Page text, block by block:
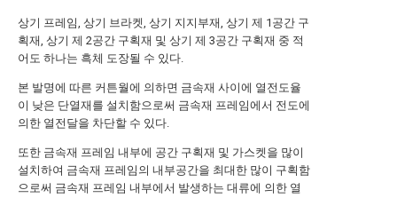
상기 프레임, 상기 브라켓, 상기 지지부재, 상기 제 1공간 구
획재, 상기 제 2공간 구획재 및 상기 제 3공간 구획재 중 적
어도 하나는 흑체 도장될 수 있다.
본 발명에 따른 커튼월에 의하면 금속재 사이에 열전도율
이 낮은 단열재를 설치함으로써 금속재 프레임에서 전도에
의한 열전달을 차단할 수 있다.
또한 금속재 프레임 내부에 공간 구획재 및 가스켓을 많이
설치하여 금속재 프레임의 내부공간을 최대한 많이 구획함
으로써 금속재 프레임 내부에서 발생하는 대류에 의한 열